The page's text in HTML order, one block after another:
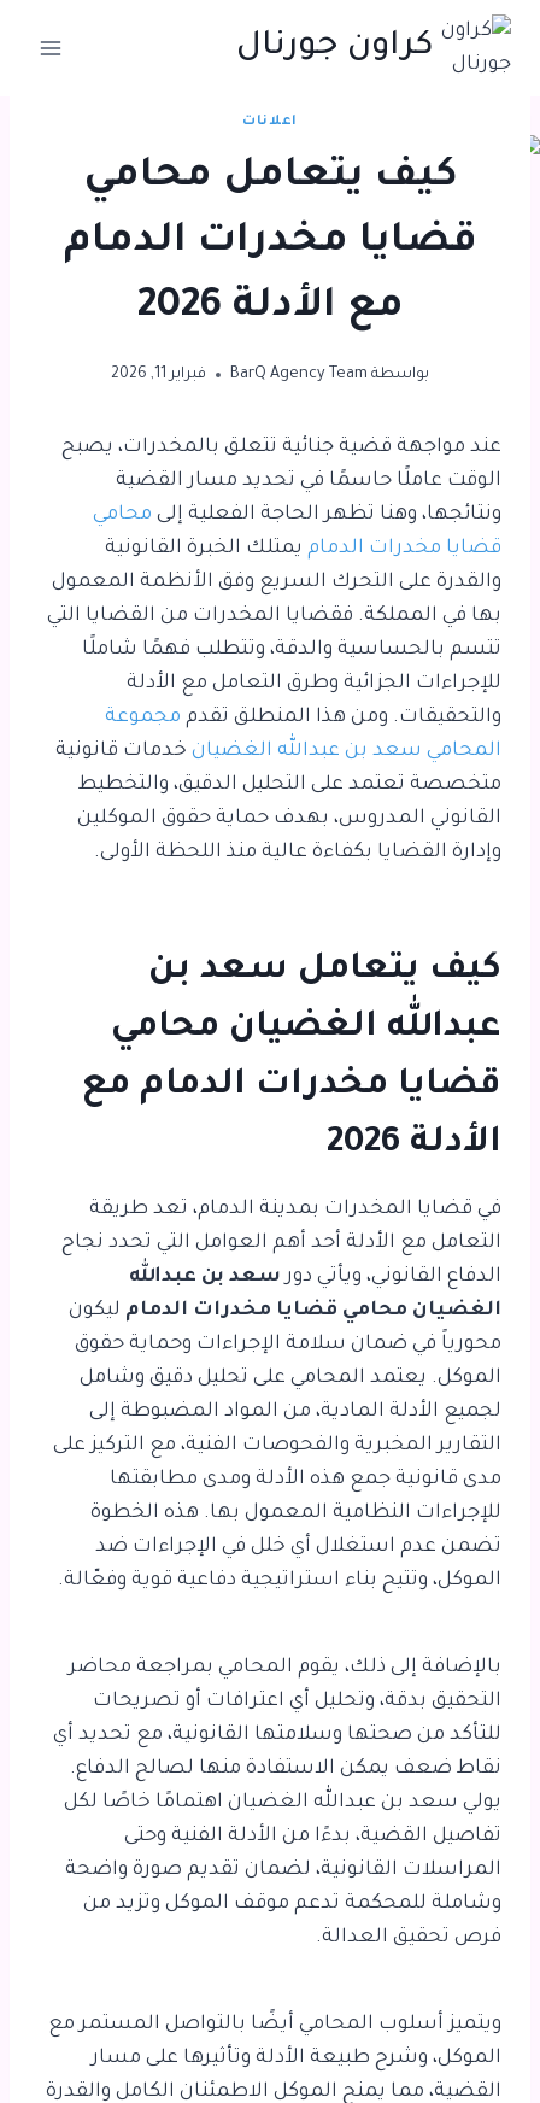
التجاوز
كراون جورنال
اعلانات
كيف يتعامل محامي
قضايا مخدرات الدمام
مع الأدلة 2026
بواسطة BarQ Agency Team فبراير 11, 2026
عند مواجهة قضية جنائية تتعلق بالمخدرات، يصبح
الوقت عاملًا حاسمًا في تحديد مسار القضية
ونتائجها، وهنا تظهر الحاجة الفعلية إلى محامي
قضايا مخدرات الدمام يمتلك الخبرة القانونية
والقدرة على التحرك السريع وفق الأنظمة المعمول
بها في المملكة. فقضايا المخدرات من القضايا التي
تتسم بالحساسية والدقة، وتتطلب فهمًا شاملًا
للإجراءات الجزائية وطرق التعامل مع الأدلة
والتحقيقات. ومن هذا المنطلق تقدم مجموعة
المحامي سعد بن عبدالله الغضيان خدمات قانونية
متخصصة تعتمد على التحليل الدقيق، والتخطيط
القانوني المدروس، بهدف حماية حقوق الموكلين
وإدارة القضايا بكفاءة عالية منذ اللحظة الأولى.
كيف يتعامل سعد بن
عبدالله الغضيان محامي
قضايا مخدرات الدمام مع
الأدلة 2026
في قضايا المخدرات بمدينة الدمام، تعد طريقة
التعامل مع الأدلة أحد أهم العوامل التي تحدد نجاح
الدفاع القانوني، ويأتي دورسعد بن عبدالله
الغضيان محامي قضايا مخدرات الدمام ليكون
محورياً في ضمان سلامة الإجراءات وحماية حقوق
الموكل. يعتمد المحامي على تحليل دقيق وشامل
لجميع الأدلة المادية، من المواد المضبوطة إلى
التقارير المخبرية والفحوصات الفنية، مع التركيز على
مدى قانونية جمع هذه الأدلة ومدى مطابقتها
للإجراءات النظامية المعمول بها. هذه الخطوة
تضمن عدم استغلال أي خلل في الإجراءات ضد
الموكل، وتتيح بناء استراتيجية دفاعية قوية وفعّالة.
بالإضافة إلى ذلك، يقوم المحامي بمراجعة محاضر
التحقيق بدقة، وتحليل أي اعترافات أو تصريحات
للتأكد من صحتها وسلامتها القانونية، مع تحديد أي
نقاط ضعف يمكن الاستفادة منها لصالح الدفاع.
يولي سعد بن عبدالله الغضيان اهتمامًا خاصًا لكل
تفاصيل القضية، بدءًا من الأدلة الفنية وحتى
المراسلات القانونية، لضمان تقديم صورة واضحة
وشاملة للمحكمة تدعم موقف الموكل وتزيد من
فرص تحقيق العدالة.
ويتميز أسلوب المحامي أيضًا بالتواصل المستمر مع
الموكل، وشرح طبيعة الأدلة وتأثيرها على مسار
القضية، مما يمنح الموكل الاطمئنان الكامل والقدرة